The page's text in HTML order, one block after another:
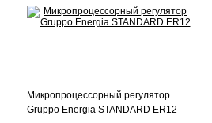
Микропроцессорный регулятор
Gruppo Energia STANDARD ER12